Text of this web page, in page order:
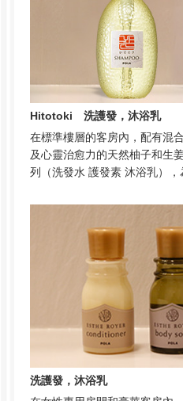
Hitotoki 洗護發，沐浴乳
在標準樓層的客房內，配有混
及心靈治愈力的天然柚子和生
列（洗發水 護發素 沐浴乳），
洗護發，沐浴乳